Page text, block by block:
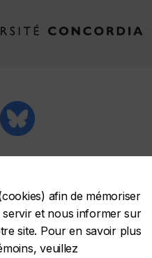
afin de mémoriser
et nous informer sur
site. Pour en savoir plus
veuillez